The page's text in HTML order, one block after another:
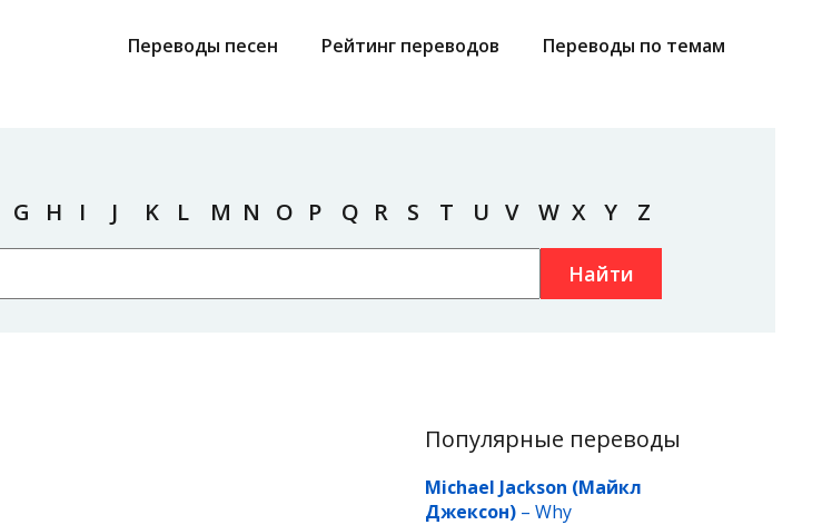
Переводы песен Рейтинг переводов Переводы по темам
G H I J K L M N O P Q R S T U V W X Y Z
Найти
Популярные переводы
Michael Jackson (Майкл
Джексон) – Why